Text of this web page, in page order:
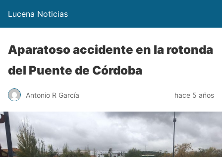
Lucena Noticias
Aparatoso accidente en la rotonda
del Puente de Córdoba
Antonio R García hace 5 años